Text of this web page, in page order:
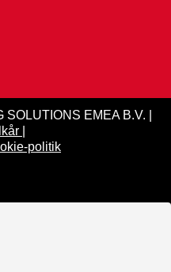
EMEA B.V. |
politik